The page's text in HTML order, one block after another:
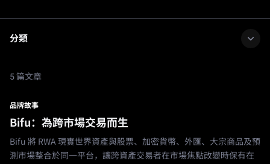
分類
5 篇文章
品牌故事
Bifu：為跨市場交易而生
Bifu 將 RWA 現實世界資產與股票、加密貨幣、外匯、大宗商品及預
測市場整合於同一平台，讓跨資產交易者在市場焦點改變時保有在